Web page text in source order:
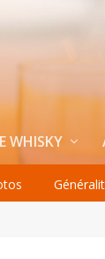
WHISKY